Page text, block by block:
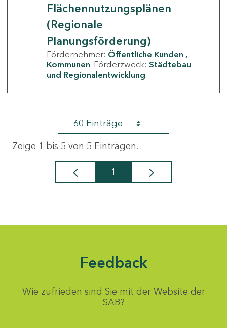
Flächennutzungsplänen
(Regionale
Planungsförderung)
Fördernehmer: Öffentliche Kunden
Kommunen Förderzweck: Städtebau
und Regionalentwicklung
60 Einträge
Zeige 1 bis 5 von 5 Einträgen.
Seite
1
Feedback
Wie zufrieden sind Sie mit der Website der
SAB?